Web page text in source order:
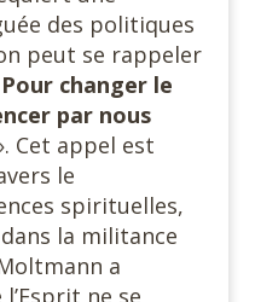
des politiques
peut se rappeler
Pour changer le
par nous
Cet appel est
le
spirituelles,
la militance
a
ne se